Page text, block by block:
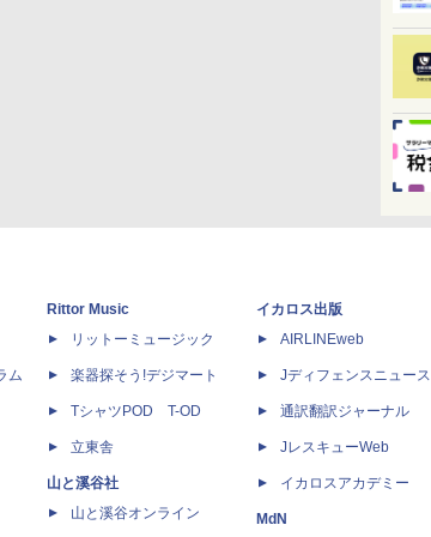
ム
Rittor Music
リットーミュージック
楽器探そう!デジマート
TシャツPOD T-OD
立東舎
山と溪谷社
山と溪谷オンライン
イカロス出版
AIRLINEweb
Jディフェンスニュース
通訳翻訳ジャーナル
JレスキューWeb
イカロスアカデミー
MdN